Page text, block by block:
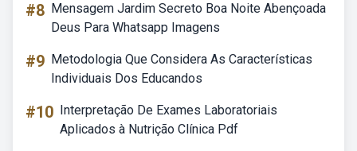
#8 Mensagem Jardim Secreto Boa Noite Abençoada
Deus Para Whatsapp Imagens
#9 Metodologia Que Considera As Características
Individuais Dos Educandos
#10 Interpretação De Exames Laboratoriais
Aplicados à Nutrição Clínica Pdf